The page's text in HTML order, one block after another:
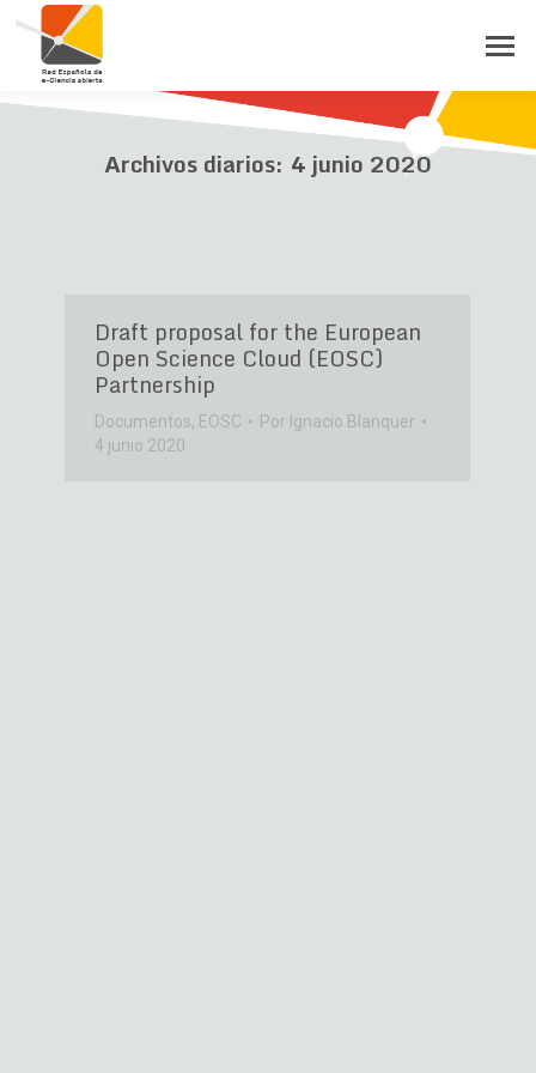
Archivos diarios: 4 junio 2020
Draft proposal for the European
Open Science Cloud (EOSC)
Partnership
Documentos, EOSC Por Ignacio Blanquer
4 junio 2020